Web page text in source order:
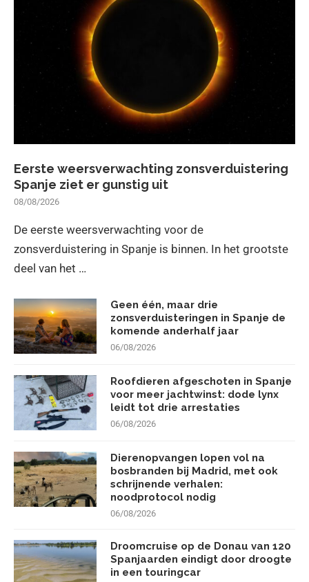
Eerste weersverwachting zonsverduistering
Spanje ziet er gunstig uit
08/08/2026
De eerste weersverwachting voor de
zonsverduistering in Spanje is binnen. In het grootste
deel van het …
Geen één, maar drie
zonsverduisteringen in Spanje de
komende anderhalf jaar
06/08/2026
Roofdieren afgeschoten in Spanje
voor meer jachtwinst: dode lynx
leidt tot drie arrestaties
06/08/2026
Dierenopvangen lopen vol na
bosbranden bij Madrid, met ook
schrijnende verhalen:
noodprotocol nodig
06/08/2026
Droomcruise op de Donau van 120
Spanjaarden eindigt door droogte
in een touringcar